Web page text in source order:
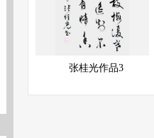
展示中 快速查看
张桂光作品3